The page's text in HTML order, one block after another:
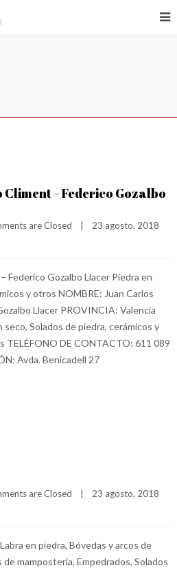
– Federico Gozalbo
are Closed
Federico Gozalbo Llacer Piedra en
y otros NOMBRE: Juan Carlos
Llacer PROVINCIA: Valencia
seco, Solados de piedra, cerámicos y
TELÉFONO DE CONTACTO: 611 089
Avda. Benicadell 27
are Closed
en piedra, Bóvedas y arcos de
mampostería, Empedrados, Solados